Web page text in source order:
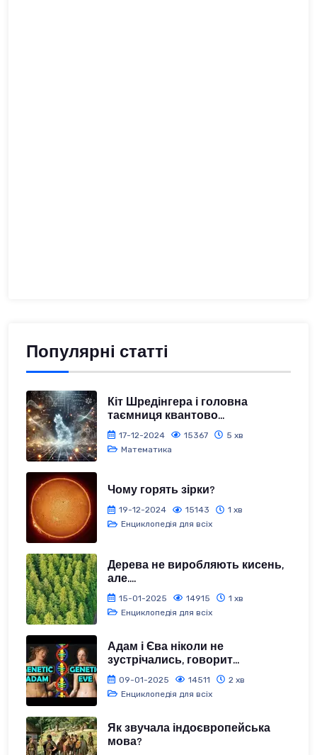
Популярні статті
Кіт Шредінгера і головна
таємниця квантово...
17-12-2024 15367
5 хв
Математика
Чому горять зірки?
19-12-2024 15143
1 хв
Енциклопедія для всіх
Дерева не виробляють кисень,
але....
15-01-2025 14915
1 хв
Енциклопедія для всіх
Адам і Єва ніколи не
зустрічались, говорит...
09-01-2025 14511
2 хв
Енциклопедія для всіх
Як звучала індоєвропейська
мова?